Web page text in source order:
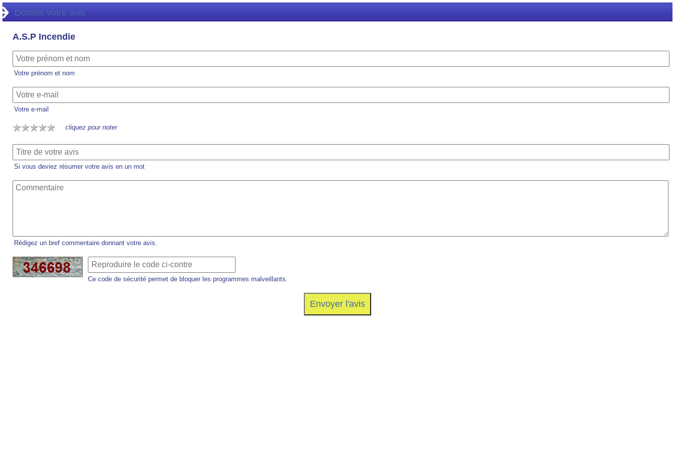
Donner votre avis
A.S.P Incendie
Votre prénom et nom
Votre e-mail
cliquez pour noter
Si vous deviez résumer votre avis en un mot
Rédigez un bref commentaire donnant votre avis.
Ce code de sécurité permet de bloquer les programmes malveillants.